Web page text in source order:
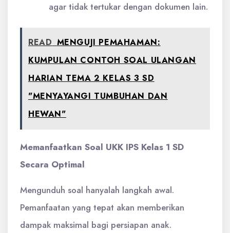
agar tidak tertukar dengan dokumen lain.
READ MENGUJI PEMAHAMAN:
KUMPULAN CONTOH SOAL ULANGAN
HARIAN TEMA 2 KELAS 3 SD
"MENYAYANGI TUMBUHAN DAN
HEWAN"
Memanfaatkan Soal UKK IPS Kelas 1 SD
Secara Optimal
Mengunduh soal hanyalah langkah awal.
Pemanfaatan yang tepat akan memberikan
dampak maksimal bagi persiapan anak.